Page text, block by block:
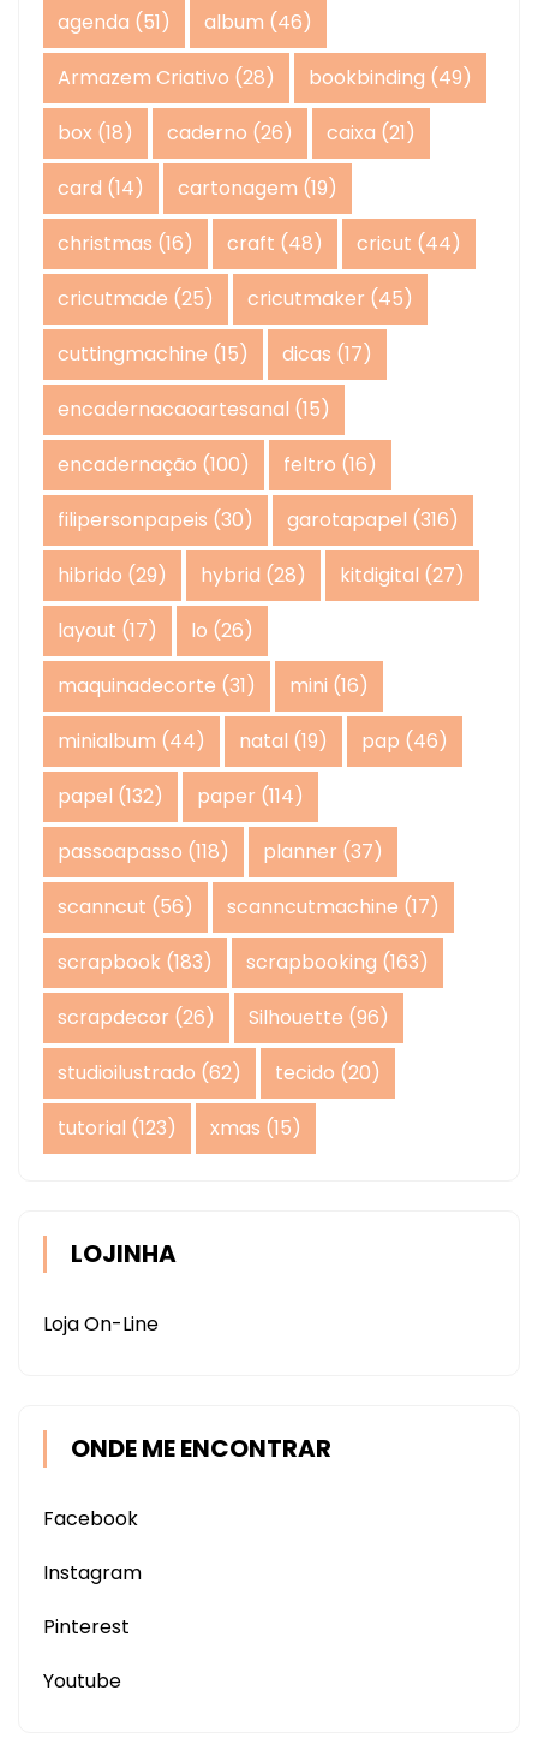
agenda (51) album (46)
Armazem Criativo (28) bookbinding (49)
box (18) caderno (26) caixa (21)
card (14) cartonagem (19)
christmas (16) craft (48) cricut (44)
cricutmade (25) cricutmaker (45)
cuttingmachine (15) dicas (17)
encadernacaoartesanal (15)
encadernação (100) feltro (16)
filipersonpapeis (30) garotapapel (316)
hibrido (29) hybrid (28) kitdigital (27)
layout (17) lo (26)
maquinadecorte (31) mini (16)
minialbum (44) natal (19) pap (46)
papel (132) paper (114)
passoapasso (118) planner (37)
scanncut (56) scanncutmachine (17)
scrapbook (183) scrapbooking (163)
scrapdecor (26) Silhouette (96)
studioilustrado (62) tecido (20)
tutorial (123) xmas (15)
LOJINHA
Loja On-Line
ONDE ME ENCONTRAR
Facebook
Instagram
Pinterest
Youtube